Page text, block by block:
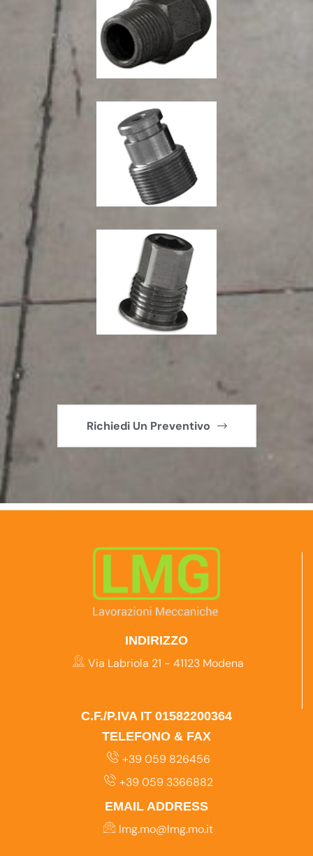
Richiedi Un Preventivo
INDIRIZZO
Via Labriola 21 - 41123 Modena
C.F./P.IVA IT 01582200364
TELEFONO & FAX
+39 059 826456
+39 059 3366882
EMAIL ADDRESS
lmg.mo@lmg.mo.it